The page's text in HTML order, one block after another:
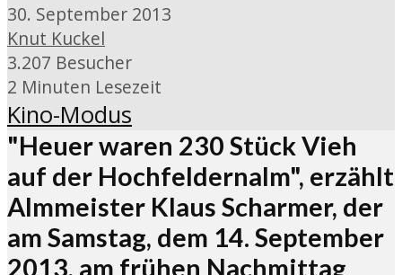
30. September 2013
Knut Kuckel
3.207 Besucher
2 Minuten Lesezeit
Kino-Modus
"Heuer waren 230 Stück Vieh
auf der Hochfeldernalm", erzählt
Almmeister Klaus Scharmer, der
am Samstag, dem 14. September
2013, am frühen Nachmittag